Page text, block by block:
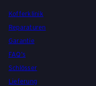
Kofferklinik
Reparaturen
Garantie
FAQ's
Schlösser
Lieferung